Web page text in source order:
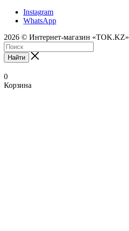
Instagram
WhatsApp
2026 © Интернет-магазин «TOK.KZ»
Найти
0
Корзина